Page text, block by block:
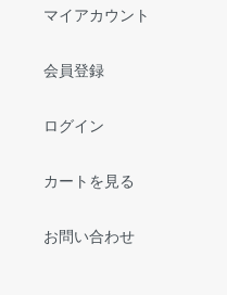
マイアカウント
会員登録
ログイン
カートを見る
お問い合わせ